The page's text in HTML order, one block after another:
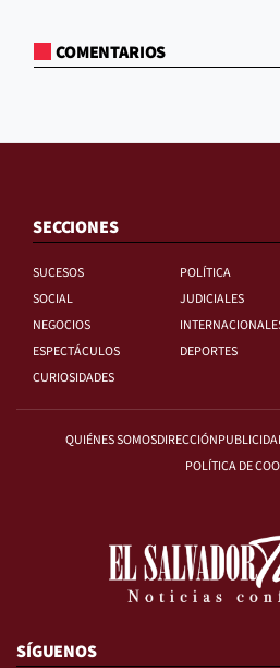
COMENTARIOS
SECCIONES
SUCESOS
POLÍTICA
SOCIAL
JUDICIALES
NEGOCIOS
ESPECTÁCULOS
DEPORTES
CURIOSIDADES
QUIÉNES SOMOSDIRECCIÓN
POLÍTICA DE
SÍGUENOS